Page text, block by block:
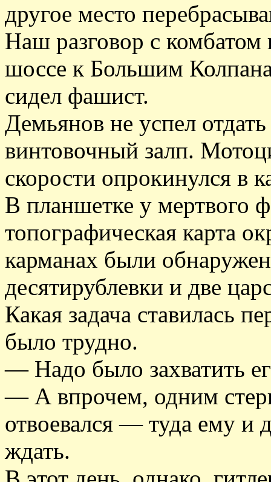
другое место
Наш разговор с комбатом
шоссе к Большим
сидел фашист.
Демьянов не успел
винтовочный залп.
скорости опрокинулся в
В планшетке у мертвого
топографическая карта
карманах были
десятирублевки и две
Какая задача ставилась
было трудно.
— Надо было захватить
— А впрочем, одним
отвоевался — туда ему и
ждать.